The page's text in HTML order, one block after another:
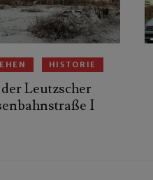
HISTORIE
Leutzscher
I